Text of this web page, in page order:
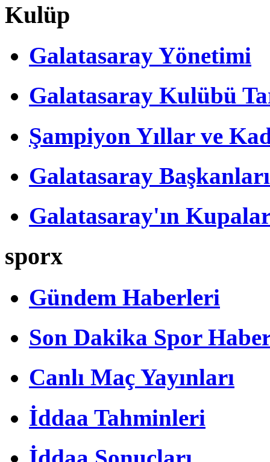
Kulüp
Galatasaray Yönetimi
Galatasaray Kulübü
Şampiyon Yıllar ve
Galatasaray Başkanları
Galatasaray'ın
sporx
Gündem Haberleri
Son Dakika Spor
Canlı Maç Yayınları
İddaa Tahminleri